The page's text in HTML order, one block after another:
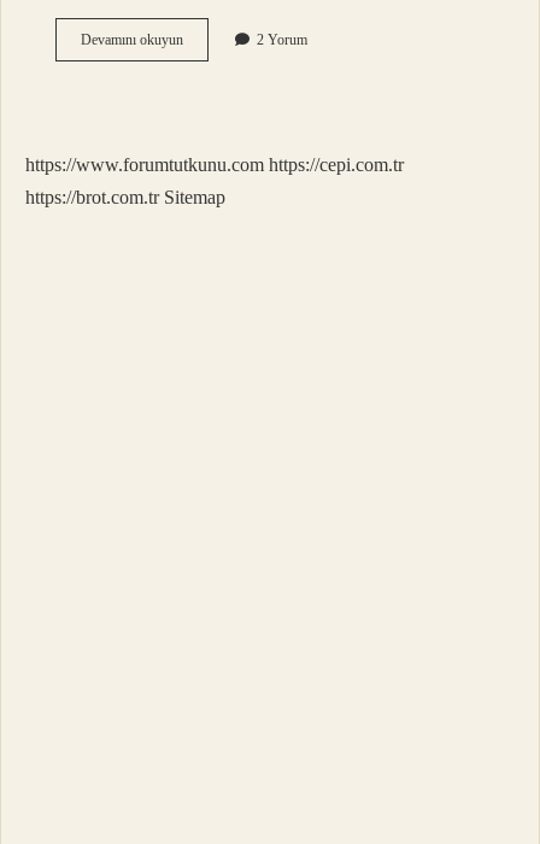
Devamını okuyunMedikal
Sahibi
2 Yorum
https://www.forumtutkunu.com https://cepi.com.tr
https://brot.com.tr Sitemap